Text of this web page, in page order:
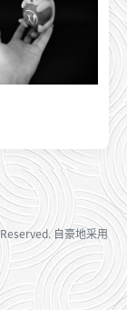
自豪地采用